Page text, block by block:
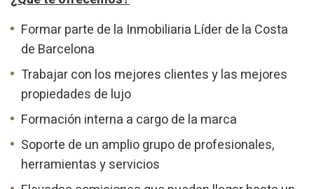
Formar parte de la Inmobiliaria Líder de la Costa
de Barcelona
Trabajar con los mejores clientes y las mejores
propiedades de lujo
Formación interna a cargo de la marca
Soporte de un amplio grupo de profesionales,
herramientas y servicios